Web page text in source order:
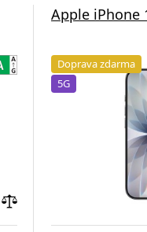
Apple iPhone
Doprava zdarma
5G